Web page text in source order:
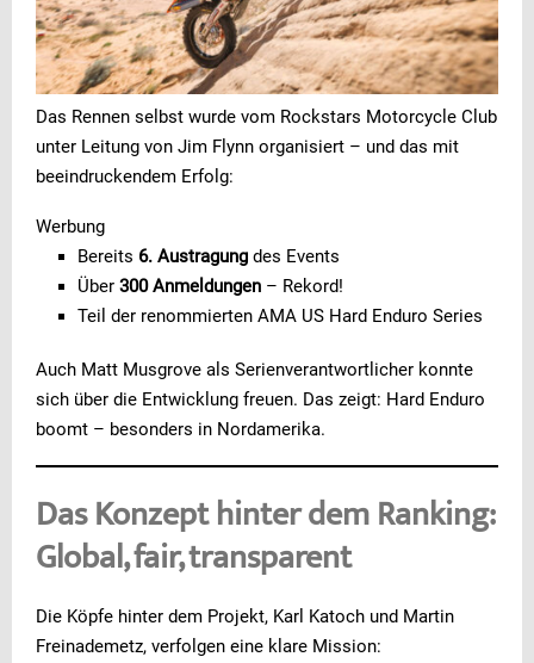
Das Rennen selbst wurde vom Rockstars Motorcycle Club
unter Leitung von Jim Flynn organisiert – und das mit
beeindruckendem Erfolg:
Werbung
Bereits 6. Austragung des Events
Über 300 Anmeldungen – Rekord!
Teil der renommierten AMA US Hard Enduro Series
Auch Matt Musgrove als Serienverantwortlicher konnte
sich über die Entwicklung freuen. Das zeigt: Hard Enduro
boomt – besonders in Nordamerika.
Das Konzept hinter dem Ranking:
Global, fair, transparent
Die Köpfe hinter dem Projekt, Karl Katoch und Martin
Freinademetz, verfolgen eine klare Mission: